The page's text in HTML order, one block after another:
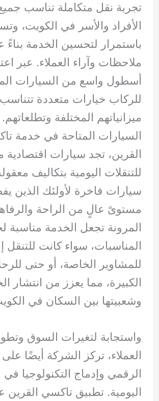
تجربة نقل متكاملة تناسب
الأفراد والأسر في الكويت،
باستمرار لتحسين الخدمة بناءً
ملاحظات وآراء العملاء. عبر
أسطول واسع من السيارات
للركاب خيارات متعددة
ميزانياتهم المختلفة
السيارات المتاحة في خدمة
القرين، تجد سيارات اقتصادية
للتنقلات اليومية بتكاليف
سيارات فاخرة لأولئك الذين
مستوىً عالٍ من الراحة
المرونة تجعل الخدمة مناسبة
المناسبات، سواء كانت للتنقل
للمشاوير الخاصة، أو حتى
الكبيرة، مما يعزز من انتشار
وشعبيتها بين السكان في
واستجابة لتغيرات السوق
العملاء، تركز الشركة أيضًا
الرقمي وإدماج التكنولوجيا في
اليومية. تطبيق تاكسي القرين